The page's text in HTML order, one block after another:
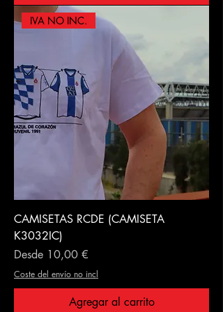
IVA NO INC.
CAMISETAS RCDE (CAMISETA
K3032IC)
Desde 10,00 €
Precio de oferta
Coste del envío no incl
Agregar al carrito